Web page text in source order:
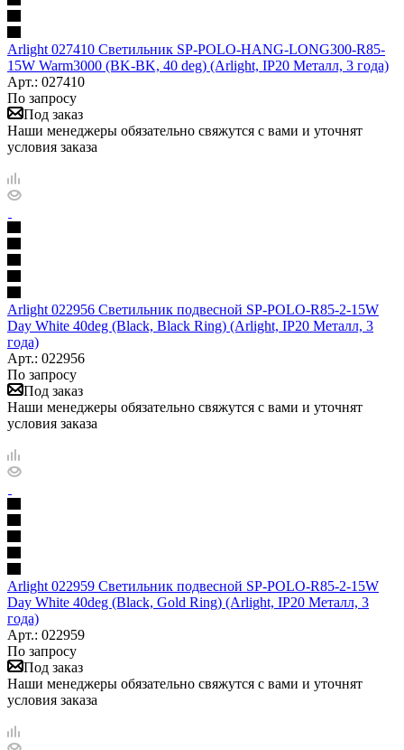
Arlight 027410 Светильник SP-POLO-HANG-LONG300-R85-
15W Warm3000 (BK-BK, 40 deg) (Arlight, IP20 Металл, 3 года)
Арт.: 027410
По запросу
Под заказ
Наши менеджеры обязательно свяжутся с вами и уточнят
условия заказа
Arlight 022956 Светильник подвесной SP-POLO-R85-2-15W
Day White 40deg (Black, Black Ring) (Arlight, IP20 Металл, 3
года)
Арт.: 022956
По запросу
Под заказ
Наши менеджеры обязательно свяжутся с вами и уточнят
условия заказа
Arlight 022959 Светильник подвесной SP-POLO-R85-2-15W
Day White 40deg (Black, Gold Ring) (Arlight, IP20 Металл, 3
года)
Арт.: 022959
По запросу
Под заказ
Наши менеджеры обязательно свяжутся с вами и уточнят
условия заказа